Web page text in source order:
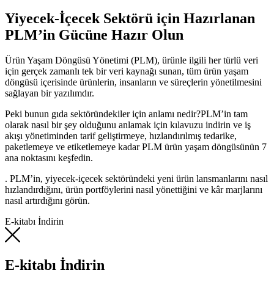
Yiyecek-İçecek Sektörü için Hazırlanan
PLM’in Gücüne Hazır Olun
Ürün Yaşam Döngüsü Yönetimi (PLM), ürünle ilgili her türlü veri
için gerçek zamanlı tek bir veri kaynağı sunan, tüm ürün yaşam
döngüsü içerisinde ürünlerin, insanların ve süreçlerin yönetilmesini
sağlayan bir yazılımdır.
Peki bunun gıda sektöründekiler için anlamı nedir?PLM’in tam
olarak nasıl bir şey olduğunu anlamak için kılavuzu indirin ve iş
akışı yönetiminden tarif geliştirmeye, hızlandırılmış tedarike,
paketlemeye ve etiketlemeye kadar PLM ürün yaşam döngüsünün 7
ana noktasını keşfedin.
. PLM’in, yiyecek-içecek sektöründeki yeni ürün lansmanlarını nasıl
hızlandırdığını, ürün portföylerini nasıl yönettiğini ve kâr marjlarını
nasıl artırdığını görün.
E-kitabı İndirin
E-kitabı İndirin